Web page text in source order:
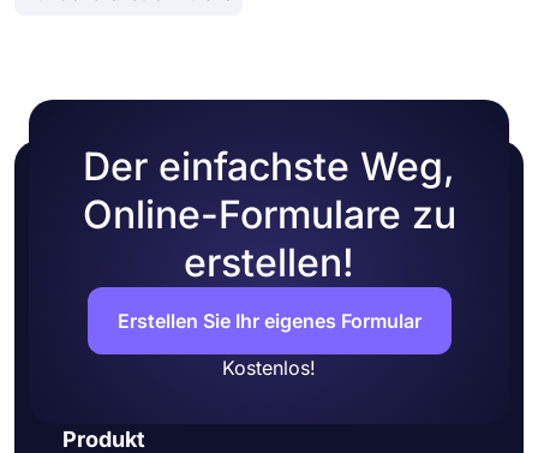
Der einfachste Weg,
Online-Formulare zu
erstellen!
Erstellen Sie Ihr eigenes Formular
Kostenlos!
Produkt